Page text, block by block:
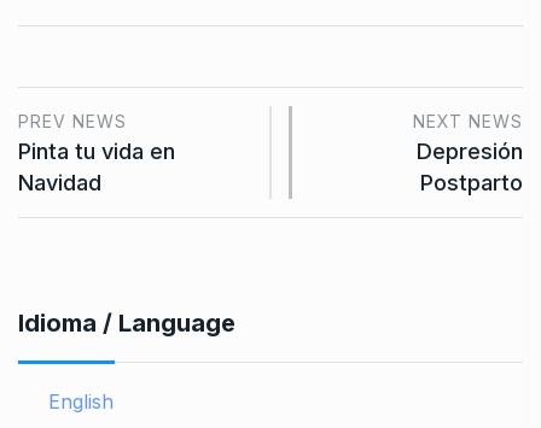
PREV NEWS
Pinta tu vida en
Navidad
NEXT NEWS
Depresión
Postparto
Idioma / Language
English